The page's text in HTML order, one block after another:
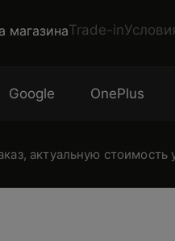
Trade-in
Google OnePlus
актуальную